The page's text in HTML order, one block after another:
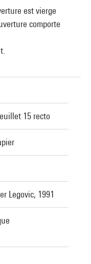
est vierge
comporte
15 recto
Legovic, 1991